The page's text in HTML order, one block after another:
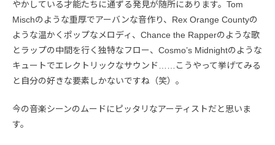
やかしている才能たちに通ずる発見が随所にあります。Tom
Mischのような重厚でアーバンな音作り、Rex Orange Countyの
ような温かくポップなメロディ、Chance the Rapperのような歌
とラップの中間を行く独特なフロー、Cosmo’s Midnightのような
キュートでエレクトリックなサウンド……こうやって挙げてみる
と自分の好きな要素しかないですね（笑）。
今の音楽シーンのムードにピッタリなアーティストだと思いま
す。